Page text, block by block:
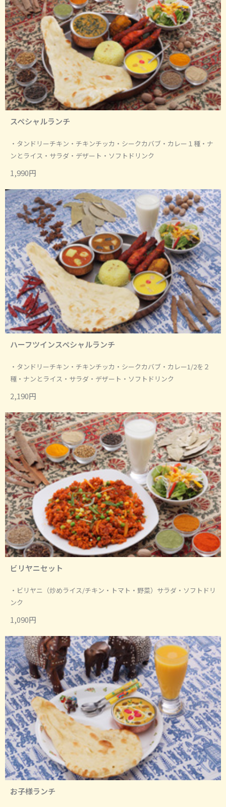
スペシャルランチ
・タンドリーチキン・チキンチッカ・シークカバブ・カレー１種・ナ
ンとライス・サラダ・デザート・ソフトドリンク
1,990円
ハーフツインスペシャルランチ
・タンドリーチキン・チキンチッカ・シークカバブ・カレー1/2を２
種・ナンとライス・サラダ・デザート・ソフトドリンク
2,190円
ビリヤニセット
・ビリヤニ（炒めライス/チキン・トマト・野菜）サラダ・ソフトドリ
ンク
1,090円
お子様ランチ